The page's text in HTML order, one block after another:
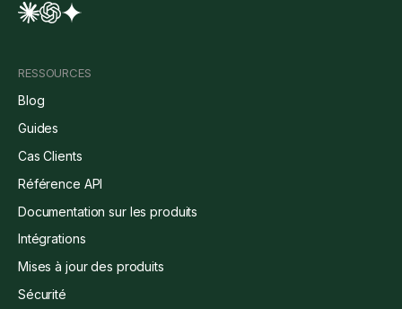
RESSOURCES
Blog
Guides
Cas Clients
Référence API
Documentation sur les produits
Intégrations
Mises à jour des produits
Sécurité